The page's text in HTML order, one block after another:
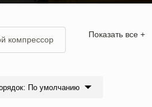
компрессор
промывки
Показать все +
По умолчанию